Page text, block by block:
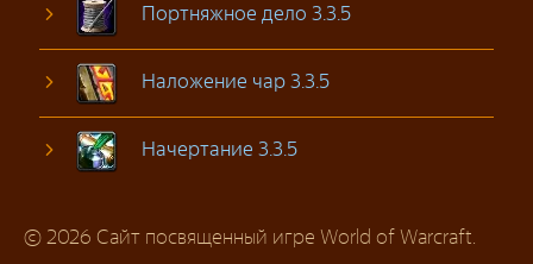
Портняжное дело 3.3.5
Наложение чар 3.3.5
Начертание 3.3.5
© 2026 Сайт посвященный игре World of Warcraft.